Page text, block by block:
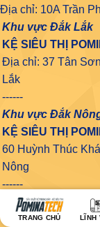
Địa chỉ: 10A Trần
Khu vực Đắk Lắk
KỆ SIÊU THỊ
Địa chỉ: 37 Tân
Lắk
------
Khu vực Đắk
KỆ SIÊU THỊ
60 Huỳnh Thúc
Nông
------
Khu vực Gia Lai
KỆ SIÊU THỊ
TRANG CHỦ LĨNH